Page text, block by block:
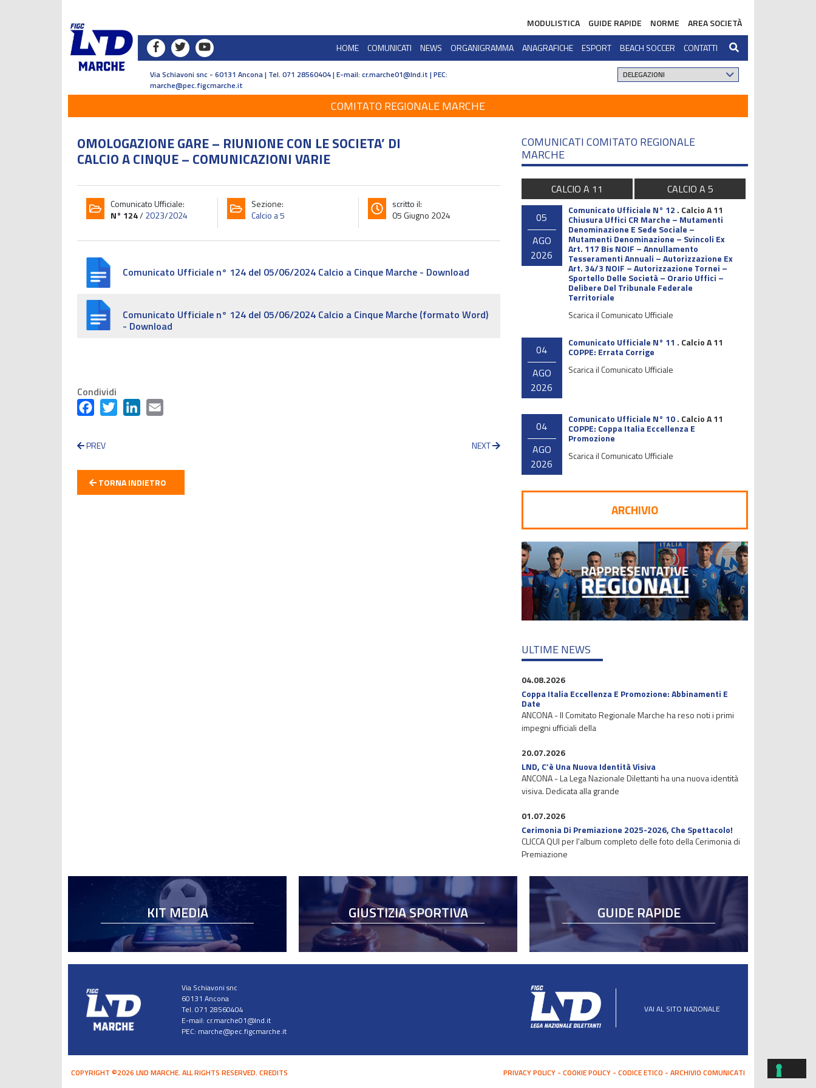
MODULISTICA GUIDE RAPIDE NORME
AREA SOCIETÀ
HOME
COMUNICATI NEWS ORGANIGRAMMA ANAGRAFICHE ESPORT BEACH SOCCER CONTATTI
Via Schiavoni snc - 60131 Ancona | Tel. 071 28560404 | E-mail: cr.marche01@lnd.it | PEC:
marche@pec.figcmarche.it
COMITATO REGIONALE MARCHE
OMOLOGAZIONE GARE – RIUNIONE CON LE SOCIETA’ DI
CALCIO A CINQUE – COMUNICAZIONI VARIE
Comunicato Ufficiale:
N° 124/2023/2024
Sezione:
Calcio a 5
scritto il:
05 Giugno 2024
Comunicato Ufficiale n° 124 del 05/06/2024 Calcio a Cinque Marche - Download
Comunicato Ufficiale n° 124 del 05/06/2024 Calcio a Cinque Marche (formato Word)
- Download
Condividi
FacebookTwitter LinkedIn
PREV NEXT
TORNA INDIETRO
COMUNICATI COMITATO REGIONALE
MARCHE
CALCIO A 11
CALCIO A 5
05
AGO
2026
Comunicato Ufficiale N° 12 . Calcio A 11
Chiusura Uffici CR Marche – Mutamenti
Denominazione E Sede Sociale –
Mutamenti Denominazione – Svincoli Ex
Art. 117 Bis NOIF – Annullamento
Tesseramenti Annuali – Autorizzazione Ex
Art. 34/3 NOIF – Autorizzazione Tornei –
Sportello Delle Società – Orario Uffici –
Delibere Del Tribunale Federale
Territoriale
Scarica il Comunicato Ufficiale
04
AGO
2026
Comunicato Ufficiale N° 11 . Calcio A 11
COPPE: Errata Corrige
Scarica il Comunicato Ufficiale
04
AGO
2026
Comunicato Ufficiale N° 10. Calcio A 11
COPPE: Coppa Italia Eccellenza E
Promozione
Scarica il Comunicato Ufficiale
ARCHIVIO
ULTIME NEWS
04.08.2026
Coppa Italia Eccellenza E Promozione: Abbinamenti E
Date
ANCONA - Il Comitato Regionale Marche ha reso noti i primi
impegni ufficiali della
20.07.2026
LND, C’è Una Nuova Identità Visiva
ANCONA - La Lega Nazionale Dilettanti ha una nuova identità
visiva. Dedicata alla grande
01.07.2026
Cerimonia Di Premiazione 2025-2026, Che Spettacolo!
CLICCA QUI per l'album completo delle foto della Cerimonia di
Premiazione
KIT MEDIA GIUSTIZIA SPORTIVA GUIDE RAPIDE
Via Schiavoni snc
60131 Ancona
Tel. 071 28560404
E-mail: cr.marche01@lnd.it
PEC: marche@pec.figcmarche.it
VAI AL SITO NAZIONALE
COPYRIGHT ©2026 LND MARCHE. ALL RIGHTS RESERVED. CREDITS PRIVACY POLICY COOKIE POLICY CODICE ETICO ARCHIVIO COMUNICATI